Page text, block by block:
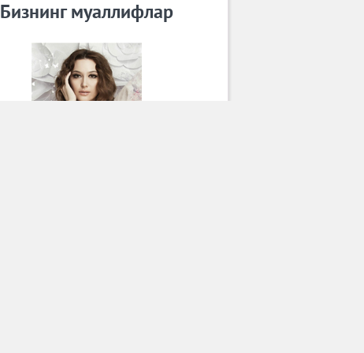
Бизнинг муаллифлар